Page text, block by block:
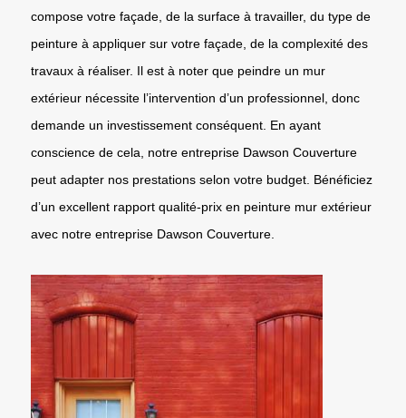
compose votre façade, de la surface à travailler, du type de
peinture à appliquer sur votre façade, de la complexité des
travaux à réaliser. Il est à noter que peindre un mur
extérieur nécessite l’intervention d’un professionnel, donc
demande un investissement conséquent. En ayant
conscience de cela, notre entreprise Dawson Couverture
peut adapter nos prestations selon votre budget. Bénéficiez
d’un excellent rapport qualité-prix en peinture mur extérieur
avec notre entreprise Dawson Couverture.